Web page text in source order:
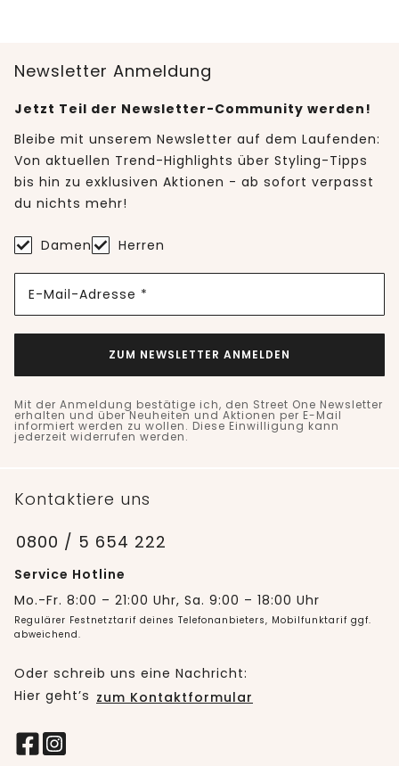
Newsletter Anmeldung
Jetzt Teil der Newsletter-Community werden!
Bleibe mit unserem Newsletter auf dem Laufenden:
Von aktuellen Trend-Highlights über Styling-Tipps
bis hin zu exklusiven Aktionen - ab sofort verpasst
du nichts mehr!
Damen Herren
E-Mail-Adresse *
ZUM NEWSLETTER ANMELDEN
Mit der Anmeldung bestätige ich, den Street One Newsletter
erhalten und über Neuheiten und Aktionen per E-Mail
informiert werden zu wollen. Diese Einwilligung kann
jederzeit widerrufen werden.
Kontaktiere uns
0800 / 5 654 222
Service Hotline
Mo.-Fr. 8:00 – 21:00 Uhr, Sa. 9:00 – 18:00 Uhr
Regulärer Festnetztarif deines Telefonanbieters, Mobilfunktarif ggf.
abweichend.
Oder schreib uns eine Nachricht:
Hier geht’s zum Kontaktformular